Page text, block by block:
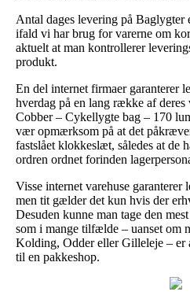
Antal dages levering på
ifald vi har brug for varerne om
aktuelt at man kontrollerer
produkt.
En del internet firmaer garanterer
hverdag på en lang række af
Cobber – Cykellygte bag – 170
vær opmærksom på at det
fastslået klokkeslæt, således at de
ordren ordnet forinden
Visse internet varehuse garanterer
men tit gælder det kun hvis der
Desuden kunne man tage den
som i mange tilfælde – uanset om
Kolding, Odder eller Gilleleje – er
til en pakkeshop.